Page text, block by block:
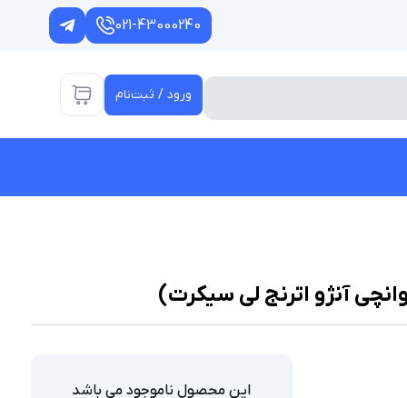
021-43000240
ورود / ثبت‌نام
آنژو اترنج لی سیکرت)
این محصول ناموجود می باشد